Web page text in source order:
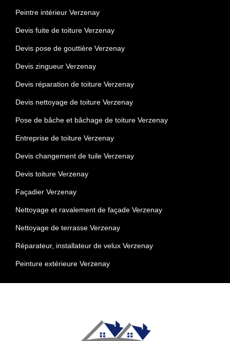
Peintre intérieur Verzenay
Devis fuite de toiture Verzenay
Devis pose de gouttière Verzenay
Devis zingueur Verzenay
Devis réparation de toiture Verzenay
Devis nettoyage de toiture Verzenay
Pose de bâche et bâchage de toiture Verzenay
Entreprise de toiture Verzenay
Devis changement de tuile Verzenay
Devis toiture Verzenay
Façadier Verzenay
Nettoyage et ravalement de façade Verzenay
Nettoyage de terrasse Verzenay
Réparateur, installateur de velux Verzenay
Peinture extérieure Verzenay